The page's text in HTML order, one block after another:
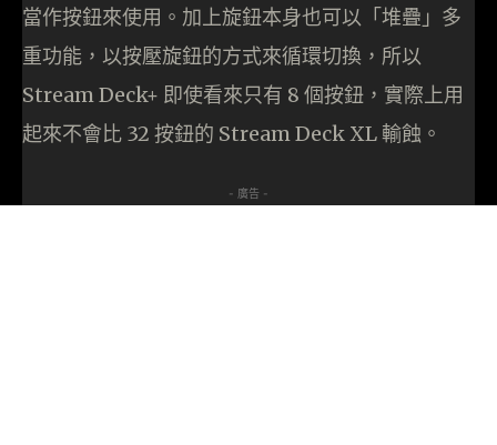
當作按鈕來使用。加上旋鈕本身也可以「堆疊」多
重功能，以按壓旋鈕的方式來循環切換，所以
Stream Deck+ 即使看來只有 8 個按鈕，實際上用
起來不會比 32 按鈕的 Stream Deck XL 輸蝕。
- 廣告 -